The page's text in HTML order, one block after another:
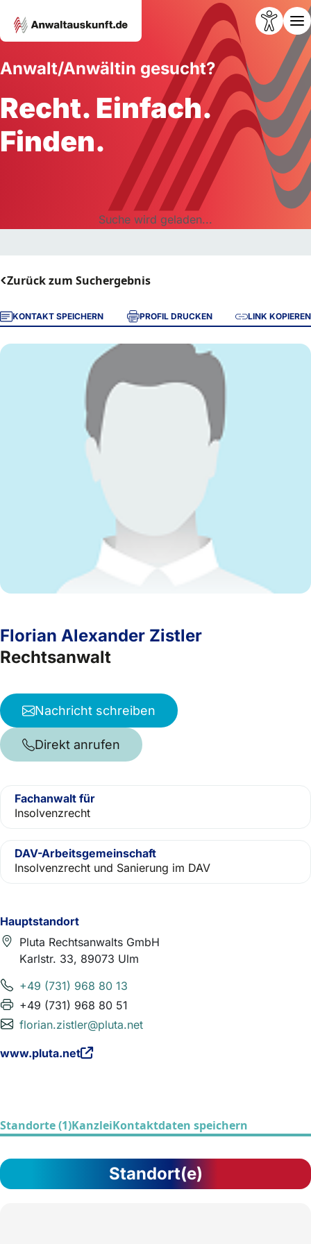
Anwalt/Anwältin gesucht?
Recht. Einfach.
Finden.
Suche wird geladen...
Zurück zum Suchergebnis
KONTAKT SPEICHERN PROFIL DRUCKEN LINK KOPIEREN
Hauptstandort
Pluta Rechtsanwalts GmbH
Karlstr. 33, 89073 Ulm
+49 (731) 968 80 13
+49 (731) 968 80 51
florian.zistler@pluta.net
www.pluta.net
Florian Alexander Zistler
Rechtsanwalt
Nachricht schreiben
Direkt anrufen
Fachanwalt für
Insolvenzrecht
DAV-Arbeitsgemeinschaft
Insolvenzrecht und Sanierung im DAV
Standorte (1)KanzleiKontaktdaten speichern
Standort(e)